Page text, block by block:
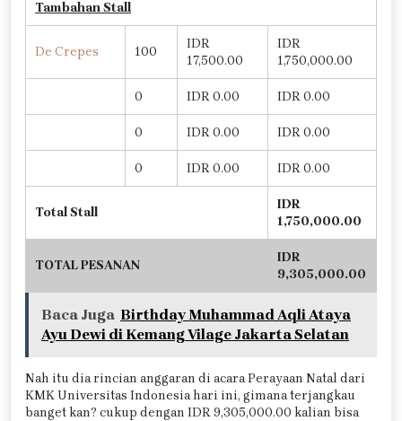
Tambahan Stall
De Crepes 100
IDR
17,500.00
IDR
1,750,000.00
0 IDR 0.00 IDR 0.00
0 IDR 0.00 IDR 0.00
0 IDR 0.00 IDR 0.00
Total Stall
IDR
1,750,000.00
TOTAL PESANAN
IDR
9,305,000.00
Baca Juga Birthday Muhammad Aqli Ataya
Ayu Dewi di Kemang Vilage Jakarta Selatan
Nah itu dia rincian anggaran di acara Perayaan Natal dari
KMK Universitas Indonesia hari ini, gimana terjangkau
banget kan? cukup dengan IDR 9,305,000.00 kalian bisa